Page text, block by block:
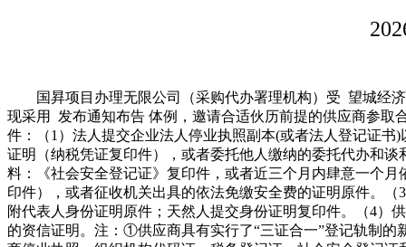
国昪项目办理无限公司（采购代办署理机构）受 望城经济
现采用 发布通知布告 体例，邀请合适伙历前提的供应商参取
件：（1）法人提交企业法人停业执照副本(或者法人登记证
证明（纳税凭证复印件），或者委托他人缴纳的委托代办和
料：《社会安全登记证》复印件，或者近三个月内肆意一个
印件），或者征收机关出具的依法免缴安全费的证明原件。
附代表人身份证明原件；天然人提交身份证明复印件。（4）
的资信证明。注：①供应商具有实行了“三证合一”登记轨制